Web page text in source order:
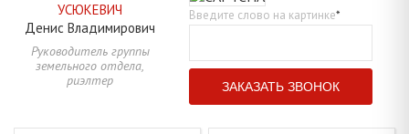
УСЮКЕВИЧ
Денис Владимирович
Руководитель группы
земельного отдела,
риэлтер
Введите слово на картинке*